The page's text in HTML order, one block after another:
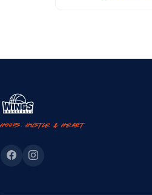
Hoops. Hustle & Heart